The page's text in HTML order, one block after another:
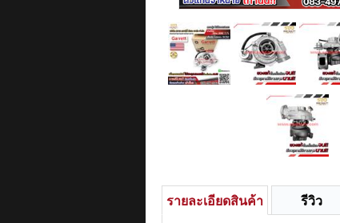
รายละเอียดสินค้า รีวิว